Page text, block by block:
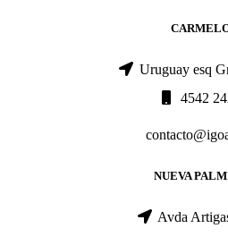
Uruguay esq
4542
NUEVA
Avda